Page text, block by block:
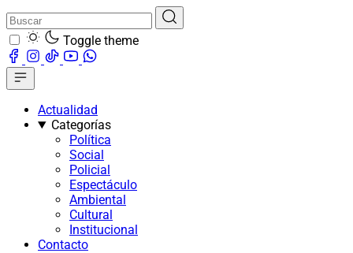
Toggle theme
Actualidad
Categorías
Política
Social
Policial
Espectáculo
Ambiental
Cultural
Institucional
Contacto